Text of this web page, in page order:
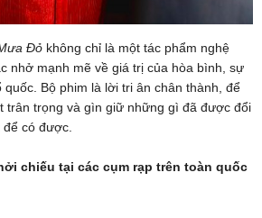
Đỏ không chỉ là một tác phẩm nghệ
nhở mạnh mẽ về giá trị của hòa bình, sự
Bộ phim là lời tri ân chân thành, để
trân trọng và gìn giữ những gì đã được đổi
để có được.
chiếu tại các cụm rạp trên toàn quốc